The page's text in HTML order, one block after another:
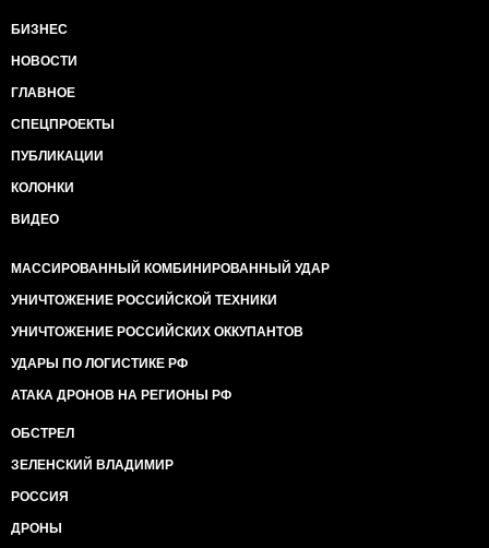
БИЗНЕС
НОВОСТИ
ГЛАВНОЕ
СПЕЦПРОЕКТЫ
ПУБЛИКАЦИИ
КОЛОНКИ
ВИДЕО
МАССИРОВАННЫЙ КОМБИНИРОВАННЫЙ УДАР
УНИЧТОЖЕНИЕ РОССИЙСКОЙ ТЕХНИКИ
УНИЧТОЖЕНИЕ РОССИЙСКИХ ОККУПАНТОВ
УДАРЫ ПО ЛОГИСТИКЕ РФ
АТАКА ДРОНОВ НА РЕГИОНЫ РФ
ОБСТРЕЛ
ЗЕЛЕНСКИЙ ВЛАДИМИР
РОССИЯ
ДРОНЫ